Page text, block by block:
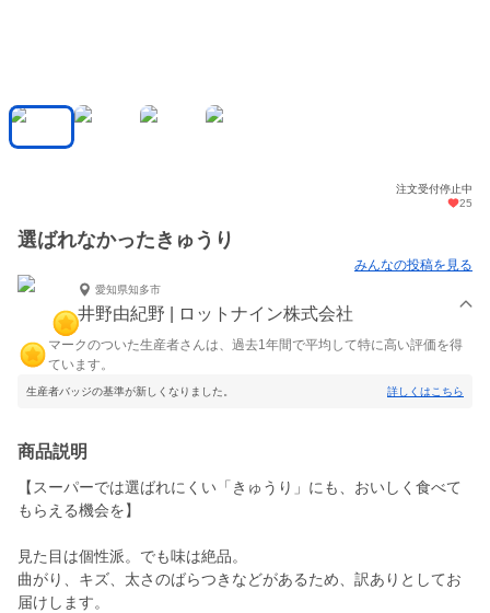
注文受付停止中
25
選ばれなかったきゅうり
みんなの投稿を見る
愛知県知多市
井野由紀野 | ロットナイン株式会社
マークのついた生産者さんは、過去1年間で平均して特に高い評価を得
ています。
生産者バッジの基準が新しくなりました。 詳しくはこちら
商品説明
【スーパーでは選ばれにくい「きゅうり」にも、おいしく食べて
もらえる機会を】
見た目は個性派。でも味は絶品。
曲がり、キズ、太さのばらつきなどがあるため、訳ありとしてお
届けします。